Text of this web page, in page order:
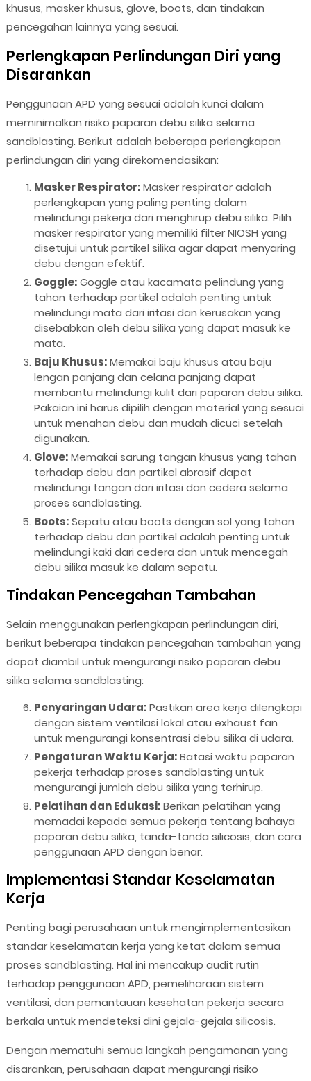
khusus, masker khusus, glove, boots, dan tindakan
pencegahan lainnya yang sesuai.
Perlengkapan Perlindungan Diri yang
Disarankan
Penggunaan APD yang sesuai adalah kunci dalam
meminimalkan risiko paparan debu silika selama
sandblasting. Berikut adalah beberapa perlengkapan
perlindungan diri yang direkomendasikan:
Masker Respirator:Masker respirator adalah
perlengkapan yang paling penting dalam
melindungi pekerja dari menghirup debu silika. Pilih
masker respirator yang memiliki filter NIOSH yang
disetujui untuk partikel silika agar dapat menyaring
debu dengan efektif.
Goggle:Goggle atau kacamata pelindung yang
tahan terhadap partikel adalah penting untuk
melindungi mata dari iritasi dan kerusakan yang
disebabkan oleh debu silika yang dapat masuk ke
mata.
Baju Khusus:Memakai baju khusus atau baju
lengan panjang dan celana panjang dapat
membantu melindungi kulit dari paparan debu silika.
Pakaian ini harus dipilih dengan material yang sesuai
untuk menahan debu dan mudah dicuci setelah
digunakan.
Glove:Memakai sarung tangan khusus yang tahan
terhadap debu dan partikel abrasif dapat
melindungi tangan dari iritasi dan cedera selama
proses sandblasting.
Boots:Sepatu atau boots dengan sol yang tahan
terhadap debu dan partikel adalah penting untuk
melindungi kaki dari cedera dan untuk mencegah
debu silika masuk ke dalam sepatu.
Tindakan Pencegahan Tambahan
Selain menggunakan perlengkapan perlindungan diri,
berikut beberapa tindakan pencegahan tambahan yang
dapat diambil untuk mengurangi risiko paparan debu
silika selama sandblasting:
Penyaringan Udara:Pastikan area kerja dilengkapi
dengan sistem ventilasi lokal atau exhaust fan
untuk mengurangi konsentrasi debu silika di udara.
Pengaturan Waktu Kerja:Batasi waktu paparan
pekerja terhadap proses sandblasting untuk
mengurangi jumlah debu silika yang terhirup.
Pelatihan dan Edukasi:Berikan pelatihan yang
memadai kepada semua pekerja tentang bahaya
paparan debu silika, tanda-tanda silicosis, dan cara
penggunaan APD dengan benar.
Implementasi Standar Keselamatan
Kerja
Penting bagi perusahaan untuk mengimplementasikan
standar keselamatan kerja yang ketat dalam semua
proses sandblasting. Hal ini mencakup audit rutin
terhadap penggunaan APD, pemeliharaan sistem
ventilasi, dan pemantauan kesehatan pekerja secara
berkala untuk mendeteksi dini gejala-gejala silicosis.
Dengan mematuhi semua langkah pengamanan yang
disarankan, perusahaan dapat mengurangi risiko